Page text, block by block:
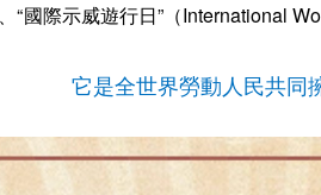
“國際示威遊行日”（International
它是全世界勞動人民共同